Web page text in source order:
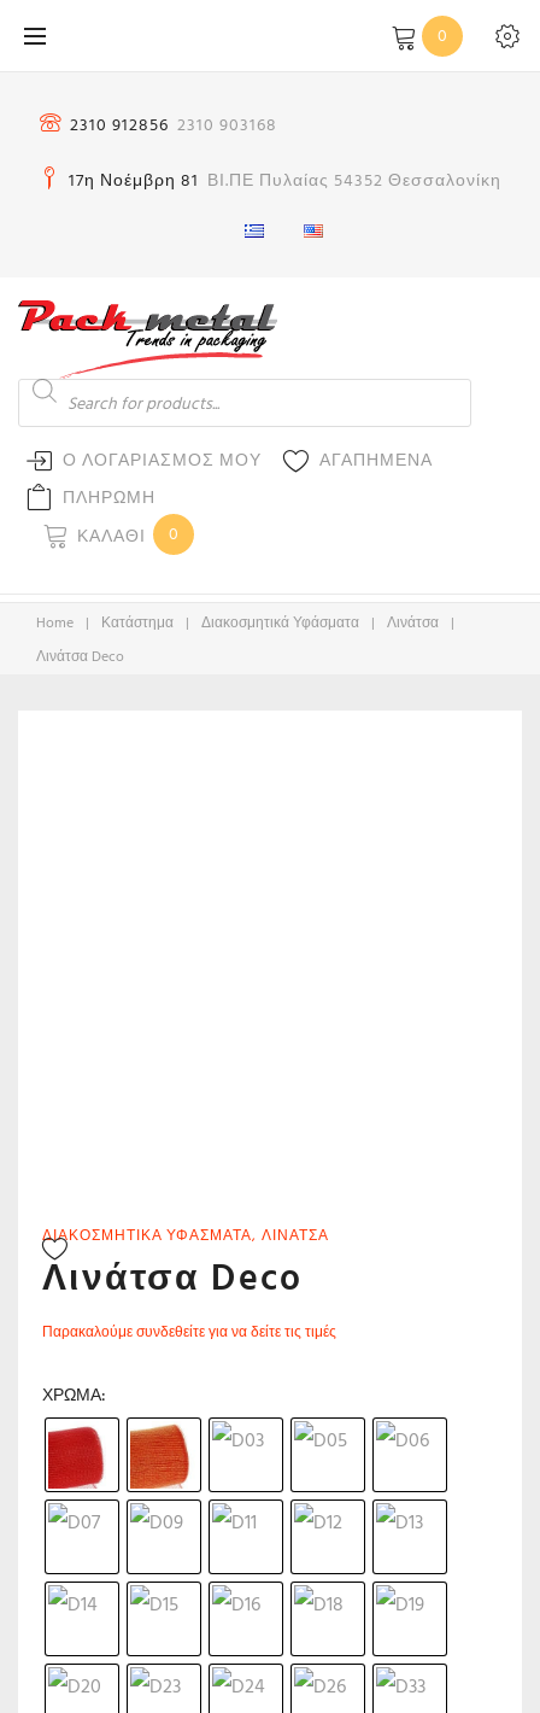
στο
0
2310 912856 2310 903168
17η Νοέμβρη 81 ΒΙ.ΠΕ Πυλαίας 54352 Θεσσαλονίκη
Products
search
Ο ΛΟΓΑΡΙΑΣΜΟΣ ΜΟΥ
ΑΓΑΠΗΜΕΝΑ
ΠΛΗΡΩΜΗ
ΚΑΛΆΘΙ
0
Home | Κατάστημα | Διακοσμητικά Υφάσματα | Λινάτσα |
Λινάτσα Deco
ΔΙΑΚΟΣΜΗΤΙΚΆ ΥΦΆΣΜΑΤΑ,ΛΙΝΆΤΣΑ
Λινάτσα Deco
Παρακαλούμε συνδεθείτε για να δείτε τις τιμές
ΧΡΏΜΑ